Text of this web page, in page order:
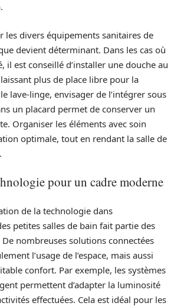
les divers équipements sanitaires de
devient déterminant. Dans les cas où
il est conseillé d’installer une douche au
plus de place libre pour la
lave-linge, envisager de l’intégrer sous
un placard permet de conserver un
Organiser les éléments avec soin
optimale, tout en rendant la salle de
pour un cadre moderne
de la technologie dans
petites salles de bain fait partie des
nombreuses solutions connectées
l’usage de l’espace, mais aussi
confort. Par exemple, les systèmes
permettent d’adapter la luminosité
effectuées. Cela est idéal pour les